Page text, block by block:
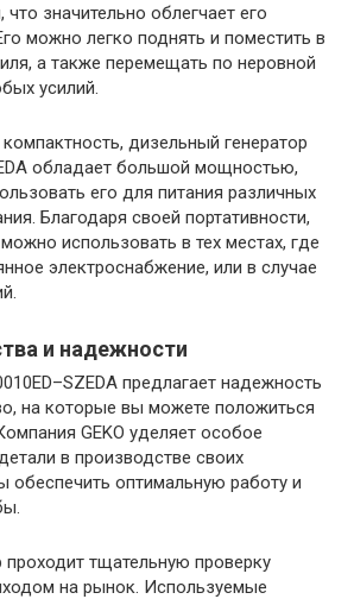
значительно облегчает его
можно легко поднять и поместить в
а также перемещать по неровной
усилий.
дизельный генератор
обладает большой мощностью,
его для питания различных
Благодаря своей портативности,
использовать в тех местах, где
электроснабжение, или в случае
и надежности
предлагает надежность
на которые вы можете положиться
GEKO уделяет особое
в производстве своих
обеспечить оптимальную работу и
тщательную проверку
на рынок. Используемые